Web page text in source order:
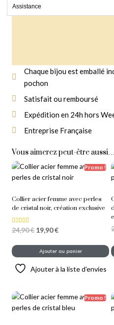
Assistance
Livraison Gratuite
À partir de 14,90 € d'achat
Chaque bijou est emballé
pochon
Satisfait ou remboursé
Expédition en 24h hors
Entreprise Française
Vous aimerez peut-être aussi…
Promo !
Collier acier femme avec perles
de cristal noir, création exclusive
Note
5.00
24,90€ 19,90€
Ajouter au panier
Ajouter à la liste d’envies
Promo !